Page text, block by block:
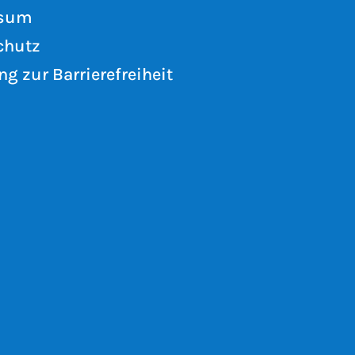
zur Barrierefreiheit